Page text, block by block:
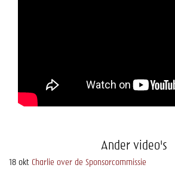
Lid worden
Ander video's
18 okt Charlie over de Sponsorcommissie